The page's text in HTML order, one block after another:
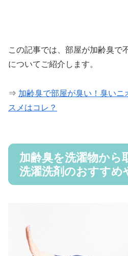
この記事では、部屋が加齢臭で
についてご紹介します。
⇒ 加齢臭で部屋が臭い！臭いニ
スメはコレ？
加齢臭を洗濯物から
洗濯洗剤のおすすめ